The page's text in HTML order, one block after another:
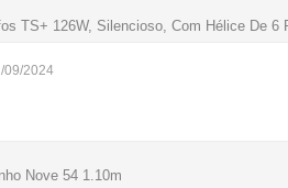
TS+ 126W, Silencioso, Com Hélice De 6
09/2024
Nove 54 1.10m